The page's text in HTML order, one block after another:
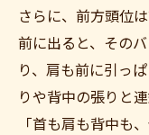
さらに、前方頭位
前に出ると、その
り、肩も前に引っ
りや背中の張りと
「首も肩も背中も